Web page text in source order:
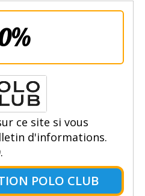
ce site si vous
d'informations.
POLO CLUB